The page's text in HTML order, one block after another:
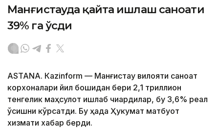
Манғистауда қайта ишлаш саноати
39% га ўсди
ASTANА. Кazinform — Манғистау вилояти саноат
корхоналари йил бошидан бери 2,1 триллион
тенгелик маҳсулот ишлаб чиқардилар, бу 3,6% реал
ўсишни кўрсатди. Бу ҳақда Ҳукумат матбуот
хизмати хабар берди.